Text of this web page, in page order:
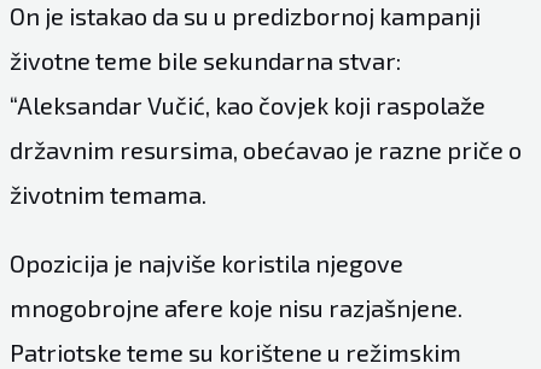
On je istakao da su u predizbornoj kampanji
životne teme bile sekundarna stvar:
“Aleksandar Vučić, kao čovjek koji raspolaže
državnim resursima, obećavao je razne priče o
životnim temama.
Opozicija je najviše koristila njegove
mnogobrojne afere koje nisu razjašnjene.
Patriotske teme su korištene u režimskim